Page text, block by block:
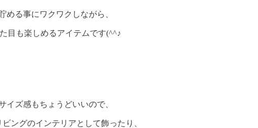
める事にワクワクしながら、
目も楽しめるアイテムです(^^♪
イズ感もちょうどいいので、
ングのインテリアとして飾ったり、